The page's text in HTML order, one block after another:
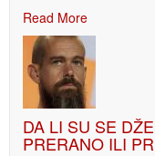
Read More
DA LI SU SE
PRERANO ILI